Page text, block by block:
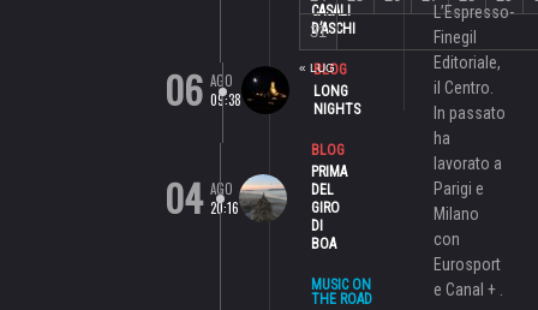
CASALI
D’ASCHI
06 AGO
09:38
BLOG
LONG
NIGHTS
04 AGO
20:16
BLOG
PRIMA
DEL
GIRO
DI
BOA
MUSIC ON
THE ROAD
« LUG
31
L’Espresso-
Finegil
Editoriale,
il Centro.
In passato
ha
lavorato a
Parigi e
Milano
con
Eurosport
e Canal + .